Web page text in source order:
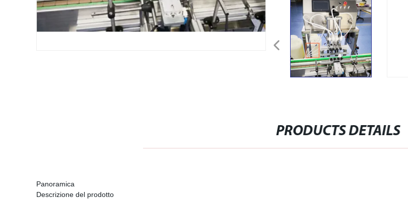
PRODUCTS DETAILS
Panoramica
Descrizione del prodotto